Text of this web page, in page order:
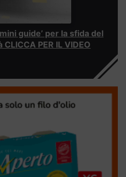
guide’ per la sfida del
PER IL VIDEO